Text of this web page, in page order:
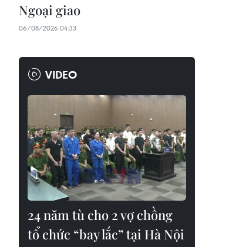
Ngoại giao
06/08/2026 04:33
VIDEO
24 năm tù cho 2 vợ chồng
tổ chức “bay lắc” tại Hà Nội